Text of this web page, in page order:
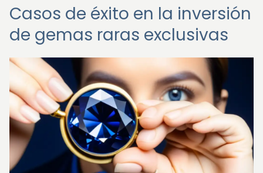
Casos de éxito en la inversión
de gemas raras exclusivas